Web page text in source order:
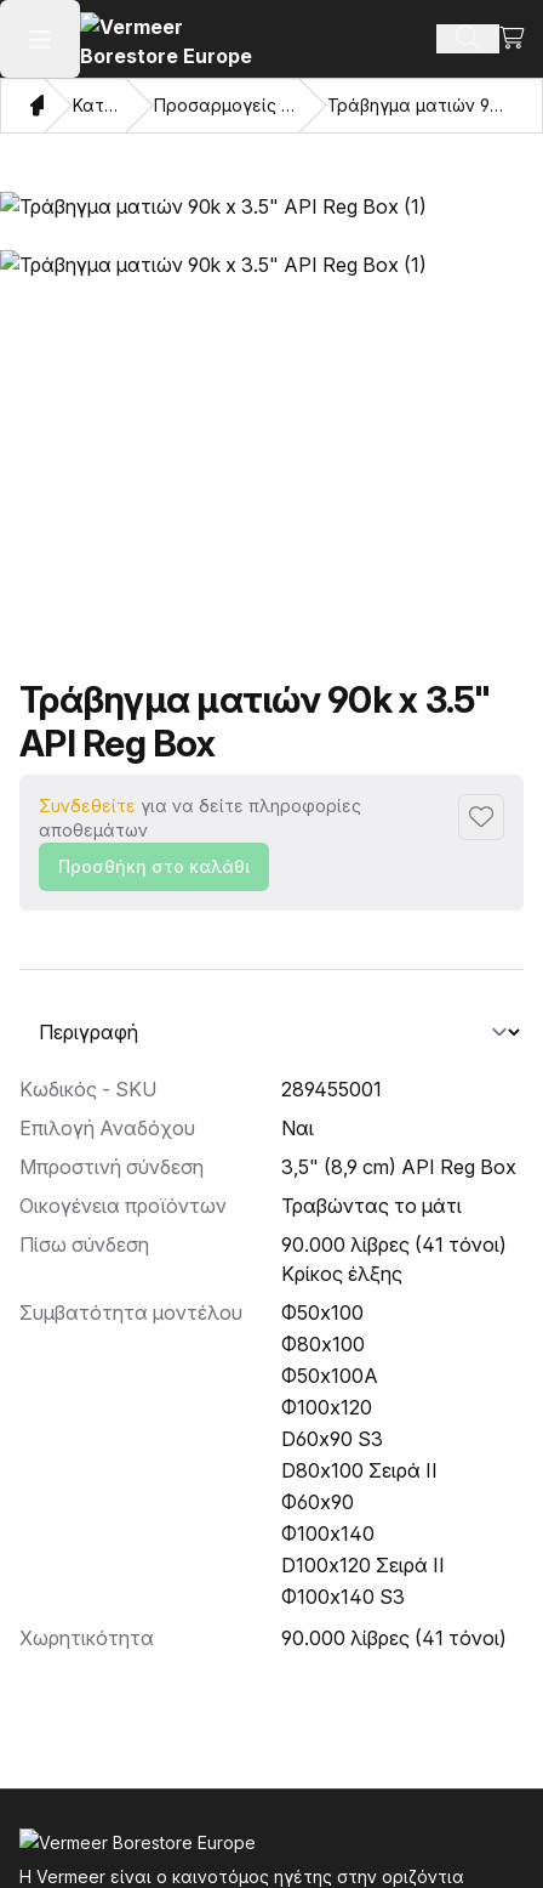
Άνοιγμα κύριου μενού
Σπίτι Κατάλογος Προσαρμογείς και μάτια έλξης Τράβηγμα ματιών 90k x 3.5" API Reg Box
Όνομα προϊόντος
Τράβηγμα ματιών 90k x 3.5"
API Reg Box
Συνδεθείτε για να δείτε πληροφορίες
αποθεμάτων
Προσθήκη στο καλάθι
Επιλογή καρτέλας
Κωδικός - SKU
289455001
Επιλογή Αναδόχου
Ναι
Μπροστινή σύνδεση
3,5" (8,9 cm) API Reg Box
Οικογένεια προϊόντων
Τραβώντας το μάτι
Πίσω σύνδεση
90.000 λίβρες (41 τόνοι)
Κρίκος έλξης
Συμβατότητα μοντέλου
Φ50x100
Φ80x100
Φ50x100Α
Φ100x120
D60x90 S3
D80x100 Σειρά II
Φ60x90
Φ100x140
D100x120 Σειρά II
Φ100x140 S3
Χωρητικότητα
90.000 λίβρες (41 τόνοι)
Η Vermeer είναι ο καινοτόμος ηγέτης στην οριζόντια